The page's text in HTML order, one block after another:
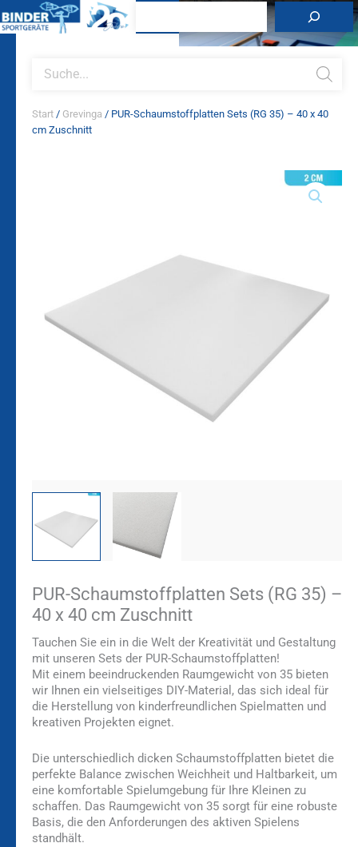
Inhalt
search
Start / Grevinga / PUR-Schaumstoffplatten Sets (RG 35) – 40 x 40
cm Zuschnitt
PUR-Schaumstoffplatten Sets (RG 35) –
40 x 40 cm Zuschnitt
Tauchen Sie ein in die Welt der Kreativität und Gestaltung
mit unseren Sets der PUR-Schaumstoffplatten!
Mit einem beeindruckenden Raumgewicht von 35 bieten
wir Ihnen ein vielseitiges DIY-Material, das sich ideal für
die Herstellung von kinderfreundlichen Spielmatten und
kreativen Projekten eignet.
Die unterschiedlich dicken Schaumstoffplatten bietet die
perfekte Balance zwischen Weichheit und Haltbarkeit, um
eine komfortable Spielumgebung für Ihre Kleinen zu
schaffen. Das Raumgewicht von 35 sorgt für eine robuste
Basis, die den Anforderungen des aktiven Spielens
standhält.
cm
Zuschnitt